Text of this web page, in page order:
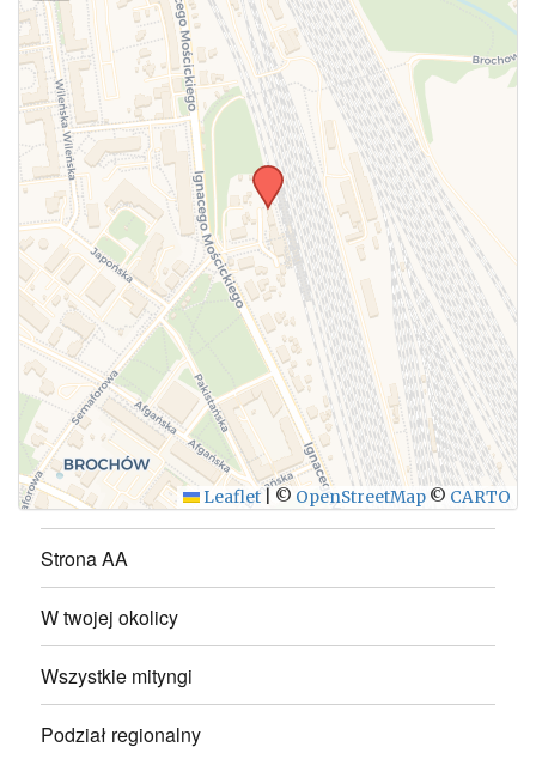
WYŚLIJ
Leaflet © OpenStreetMap © CARTO
Strona AA
W twojej okolicy
Wszystkie mityngi
Podział regionalny